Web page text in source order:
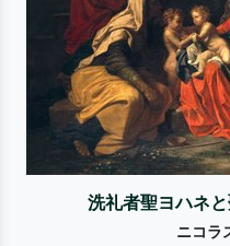
洗礼者聖ヨハネ
ニコラ